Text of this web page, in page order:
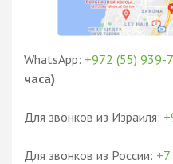
WhatsApp: +972 (55) 939-
часа)
Для звонков из Израиля:
Для звонков из России: